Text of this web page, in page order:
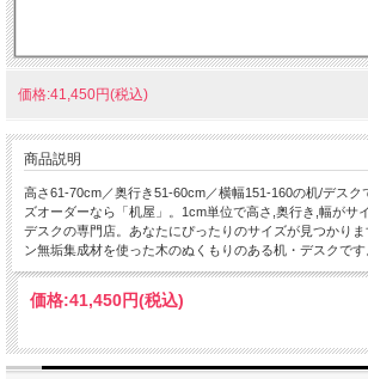
価格:41,450円(税込)
商品説明
高さ61-70cm／奥行き51-60cm／横幅151-160の机/デスク
ズオーダーなら「机屋」。1cm単位で高さ,奥行き,幅がサ
デスクの専門店。あなたにぴったりのサイズが見つかり
ン無垢集成材を使った木のぬくもりのある机・デスクです
価格:41,450円(税込)